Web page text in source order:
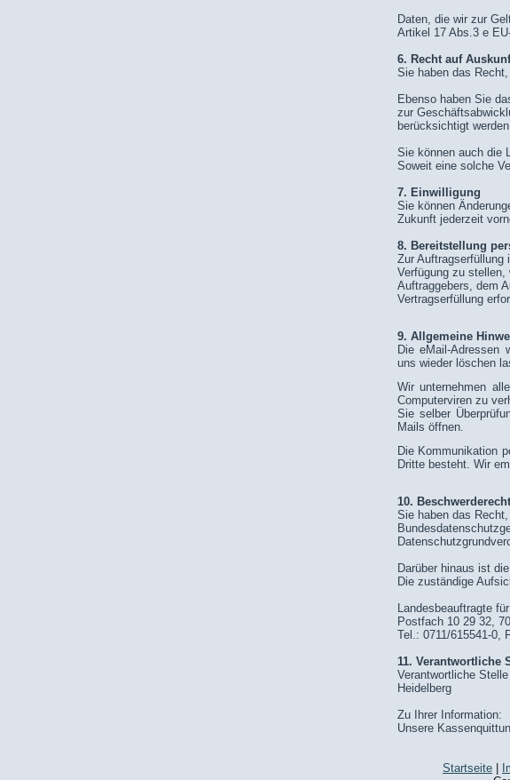
Daten, die wir zur
Artikel 17 Abs.3 e
6. Recht auf
Sie haben das
Ebenso haben Sie
zur
berücksichtigt
Sie können auch die
Soweit eine solche
7. Einwilligung
Sie können
Zukunft jederzeit
8. Bereitstellung
Zur Auftragserfüllung
Verfügung zu stellen,
Auftraggebers, dem
Vertragserfüllung
9. Allgemeine
Die eMail-Adressen
uns wieder löschen
Wir unternehmen
Computerviren zu
Sie selber
Mails öffnen.
Die Kommunikation
Dritte besteht. Wir
10. Beschwerderecht
Sie haben das
Darüber hinaus ist
Die zuständige
Landesbeauftragte
Postfach 10 29 32,
Tel.: 0711/615541-0,
11. Verantwortliche
Verantwortliche
Heidelberg
Zu Ihrer Information:
Unsere
Startseite